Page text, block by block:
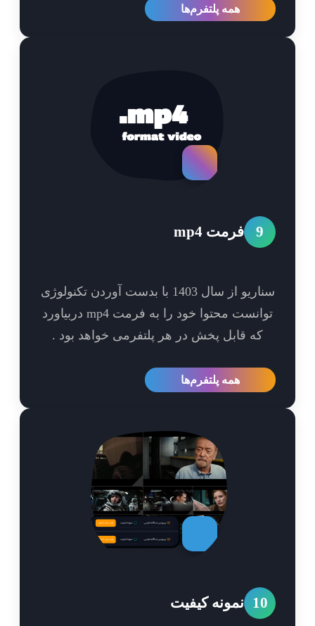
همه پلتفرم‌ها
فرمت mp4
سناریو از سال 1403 با بدست آوردن تکنولوژی
توانست محتوا خود را به فرمت mp4 دربیاورد
که قابل پخش در هر پلتفرمی خواهد بود .
همه پلتفرم‌ها
نمونه کیفیت